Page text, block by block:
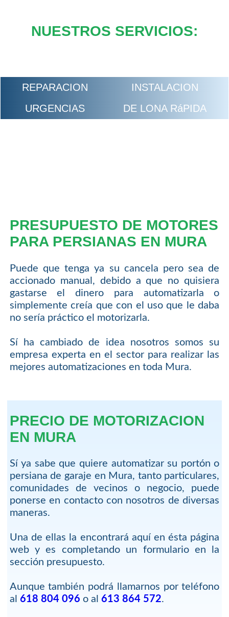
NUESTROS SERVICIOS:
REPARACION
INSTALACION
URGENCIAS
DE LONA RáPIDA
PRESUPUESTO DE MOTORES
PARA PERSIANAS EN MURA
Puede que tenga ya su cancela pero sea de
accionado manual, debido a que no quisiera
gastarse el dinero para automatizarla o
simplemente creía que con el uso que le daba
no sería práctico el motorizarla.
Sí ha cambiado de idea nosotros somos su
empresa experta en el sector para realizar las
mejores automatizaciones en toda Mura.
PRECIO DE MOTORIZACION
EN MURA
Sí ya sabe que quiere automatizar su portón o
persiana de garaje en Mura, tanto particulares,
comunidades de vecinos o negocio, puede
ponerse en contacto con nosotros de diversas
maneras.
Una de ellas la encontrará aquí en ésta página
web y es completando un formulario en la
sección presupuesto.
Aunque también podrá llamarnos por teléfono
al 618 804 096 o al 613 864 572.